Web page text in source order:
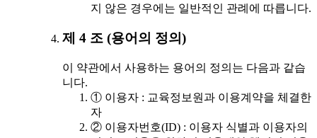
지 않은 경우에는 일반적인 관례에 따릅니다.
제 4 조 (용어의 정의)
이 약관에서 사용하는 용어의 정의는 다음과 같습
니다.
① 이용자 : 교육정보원과 이용계약을 체결한
자
② 이용자번호(ID) : 이용자 식별과 이용자의